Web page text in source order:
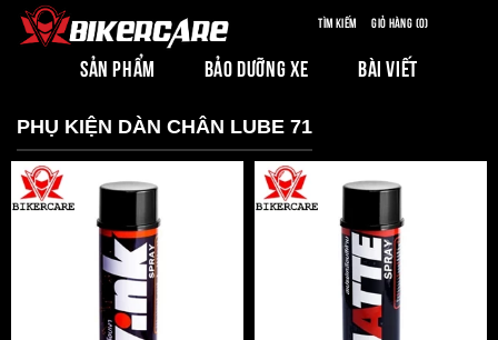
Tìm kiếm Giỏ hàng (0)
SẢN PHẨM BẢO DƯỠNG XE BÀI VIẾT
PHỤ KIỆN DÀN CHÂN LUBE 71